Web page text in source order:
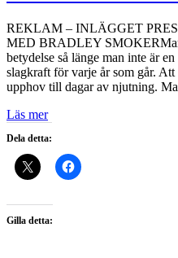
REKLAM – INLÄGGET
MED BRADLEY
betydelse så länge man inte är
slagkraft för varje år som går.
upphov till dagar av njutning.
Läs mer
Dela detta:
Gilla detta: